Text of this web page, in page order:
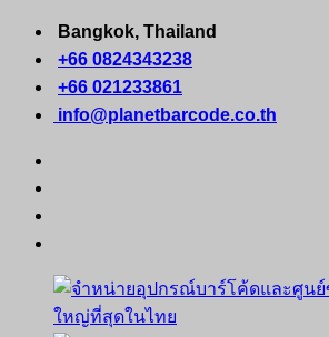
Skip
content
Bangkok, Thailand
+66 0824343238
+66 021233861
info@planetbarcode.co.th